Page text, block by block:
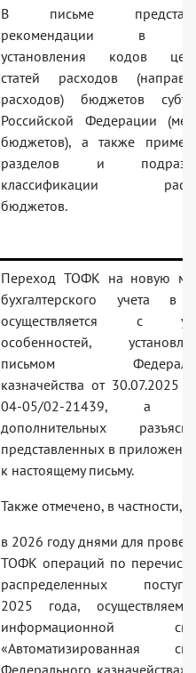
В письме
рекомендации в
установления кодов
статей расходов
расходов) бюджетов
Российской Федерации
бюджетов), а также
разделов и
классификации
бюджетов.
Переход ТОФК на новую
бухгалтерского учета в
осуществляется с
особенностей,
письмом
казначейства от 30.07.2025
04-05/02-21439, а
дополнительных
представленных в
к настоящему письму.
Также отмечено, в частности,
в 2026 году днями для
ТОФК операций по
распределенных
2025 года,
информационной
«Автоматизированная